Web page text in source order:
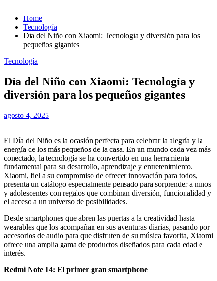
Home
Tecnología
Día del Niño con Xiaomi: Tecnología y diversión para los
pequeños gigantes
Tecnología
Día del Niño con Xiaomi: Tecnología y
diversión para los pequeños gigantes
agosto 4, 2025
El Día del Niño es la ocasión perfecta para celebrar la alegría y la
energía de los más pequeños de la casa. En un mundo cada vez más
conectado, la tecnología se ha convertido en una herramienta
fundamental para su desarrollo, aprendizaje y entretenimiento.
Xiaomi, fiel a su compromiso de ofrecer innovación para todos,
presenta un catálogo especialmente pensado para sorprender a niños
y adolescentes con regalos que combinan diversión, funcionalidad y
el acceso a un universo de posibilidades.
Desde smartphones que abren las puertas a la creatividad hasta
wearables que los acompañan en sus aventuras diarias, pasando por
accesorios de audio para que disfruten de su música favorita, Xiaomi
ofrece una amplia gama de productos diseñados para cada edad e
interés.
Redmi Note 14: El primer gran smartphone